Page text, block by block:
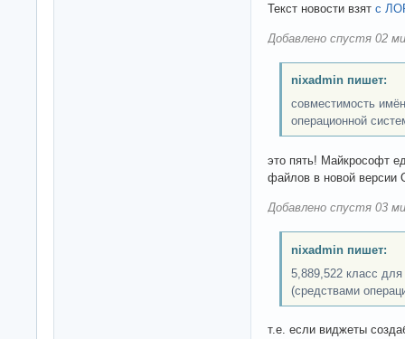
Текст новости взят с
Добавлено спустя 02
nixadmin пишет:
совместимость
операционной
это пять! Майкрософт
файлов в новой версии
Добавлено спустя 03
nixadmin пишет:
5,889,522 класс
(средствами
т.е. если виджеты